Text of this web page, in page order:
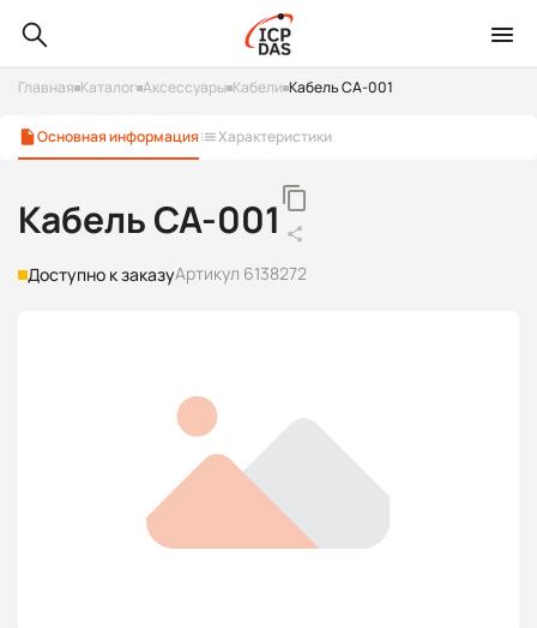
Главная Каталог Аксессуары Кабели Кабель CA-001
Основная информация Характеристики
Кабель CA-001
Доступно к заказуАртикул 6138272